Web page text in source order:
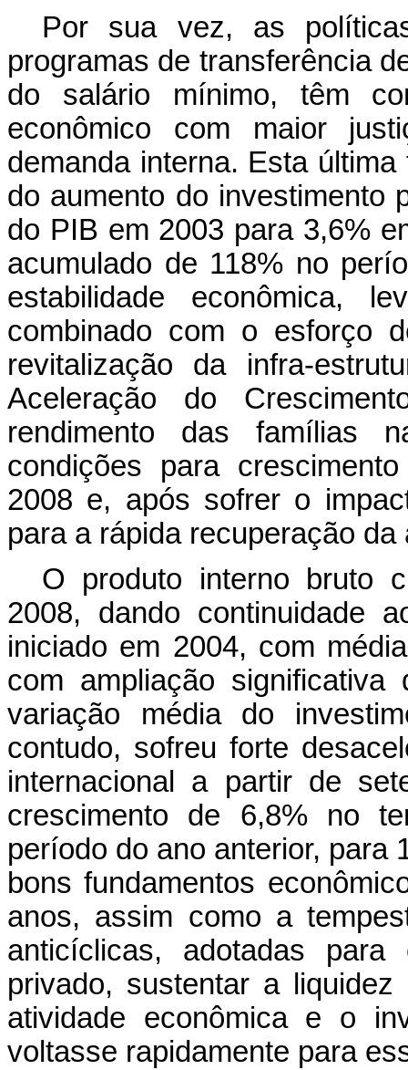
Por sua vez, as
programas de transferência
do salário mínimo, têm
econômico com maior
demanda interna. Esta
do aumento do investimento
do PIB em 2003 para 3,6%
acumulado de 118% no
estabilidade econômica,
combinado com o esforço
revitalização da infra-
Aceleração do
rendimento das famílias
condições para
2008 e, após sofrer o
para a rápida recuperação
O produto interno bruto
2008, dando continuidade
iniciado em 2004, com
com ampliação
variação média do
contudo, sofreu forte
internacional a partir de
crescimento de 6,8% no
período do ano anterior, para
bons fundamentos
anos, assim como a
anticíclicas, adotadas
privado, sustentar a
atividade econômica e o
voltasse rapidamente para